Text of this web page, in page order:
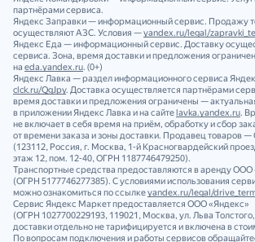
партнёрами сервиса.
Яндекс Заправки — информационный сервис. Продажу
осуществляют АЗС. Условия —yandex.ru/legal/
Яндекс Еда — информационный сервис. Доставку
сервиса. Зона, время доставки и предложения
на eda.yandex.ru. (0+)
Яндекс Лавка — раздел информационного сервиса
clck.ru/QgJpy. Доставка осуществляется партнёрами
время доставки и предложения ограничены —
в приложении Яндекс Лавка и на сайте lavka.yandex.ru.
не включает в себя время на приём, обработку и сбор
от времени заказа и зоны доставки. Продавец товаров
(123112, Россия, г. Москва, 1‑й Красногвардейский
этаж 12, пом. 12‑40, ОГРН 1187746479250).
Транспортные средства предоставляются в аренду
(ОГРН 5177746277385). С условиями использования
можно ознакомиться по ссылкеyandex.ru/legal/
Сервис Яндекс Маркет предоставляется ООО «Яндекс»
(ОГРН 1027700229193, 119021, Москва, ул. Льва
доставки отдельно не тарифицируется и включена в
По вопросам подключения и работы сервисов